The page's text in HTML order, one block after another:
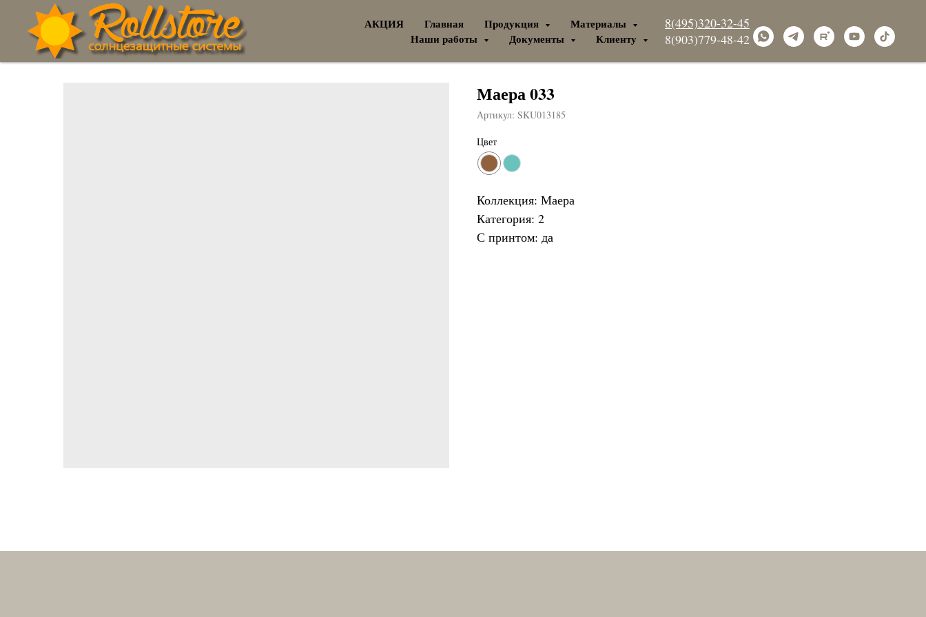
АКЦИЯ Главная Продукция
Материалы
Наши работы
Документы Клиенту
8(495)320-32-45
8(903)779-48-42
Маера 033
Артикул: SKU013185
Цвет
Коллекция: Маера
Категория: 2
С принтом: да